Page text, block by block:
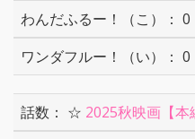
0
0
☆ 2025秋映画【本